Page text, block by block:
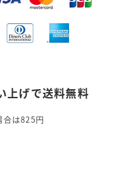
上げで送料無料
は825円